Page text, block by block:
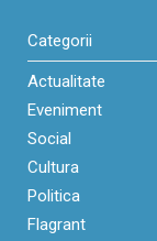
Categorii
Actualitate
Eveniment
Social
Cultura
Politica
Flagrant